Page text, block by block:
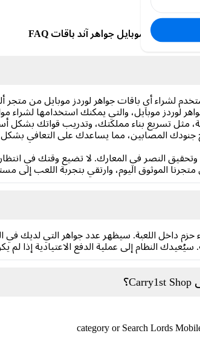
لوردز موبايل جواهر آند باقات FAQ
لشراء أي باقات جواهر لوردز موبايل من
لوردز موبايل، والتي يمكنك استخدامها لشراء
مثل تسريع بناء مملكتك، وتدريب قواتك
جنودك المصابين، مما يساعدك على التعافي
النصر في المعارك. لا تضيع وقتك في انتظار
الموثوق اليوم، وارتقي بتجربة اللعب إلى
داخل اللعبة. سيظهر عدد جواهر التي لديك في
سيُعيدك النظام إلى عملية الدفع الاعتيادية إذا